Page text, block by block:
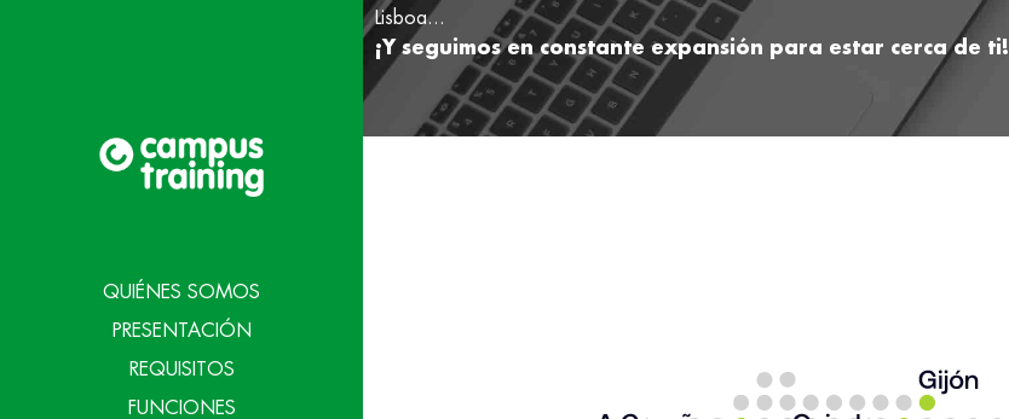
QUIÉNES SOMOS
PRESENTACIÓN
REQUISITOS
FUNCIONES
Lisboa...
¡Y seguimos en constante expansión para estar cerca de ti!